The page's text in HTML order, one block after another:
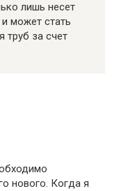
лишь несет
может стать
труб за счет
нового. Когда я